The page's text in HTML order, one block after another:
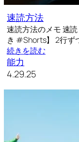
速読方法
速読方法のメモ 速
き #Shorts】 2行ず
続きを読む
能力
4.29.25